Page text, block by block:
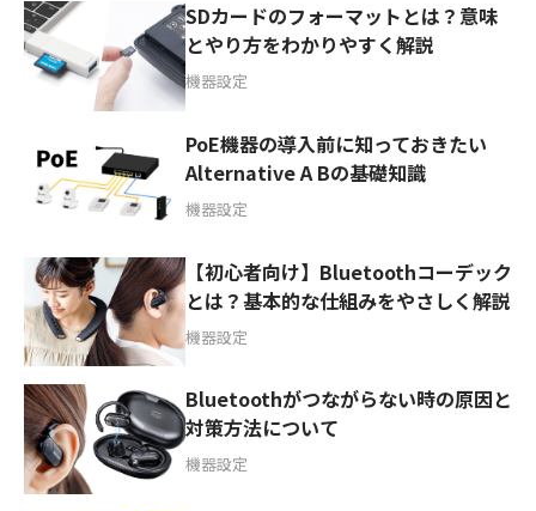
SDカードのフォーマットとは？意味
とやり方をわかりやすく解説
機器設定
PoE機器の導入前に知っておきたい
Alternative A Bの基礎知識
機器設定
【初心者向け】Bluetoothコーデック
とは？基本的な仕組みをやさしく解説
機器設定
Bluetoothがつながらない時の原因と
対策方法について
機器設定